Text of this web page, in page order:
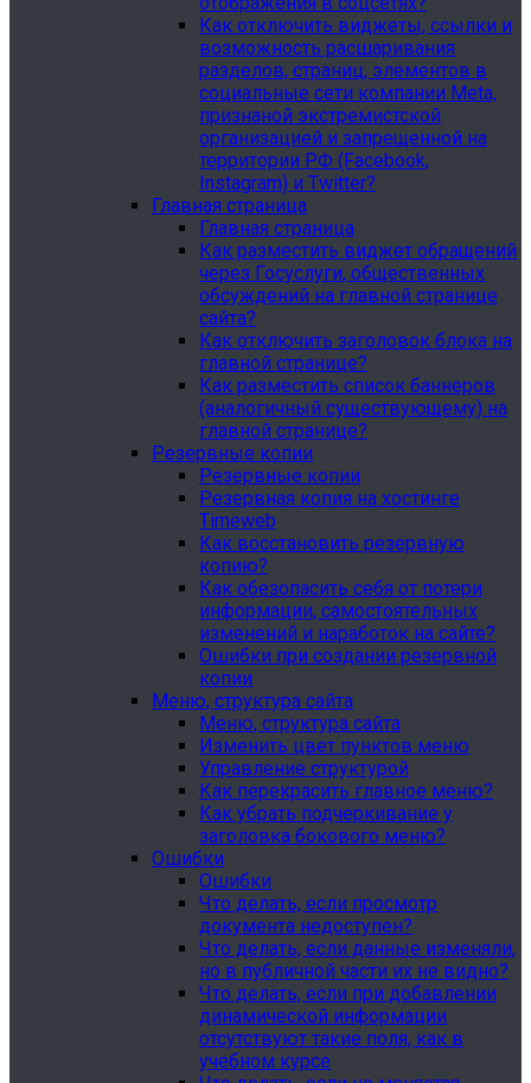
Как отключить виджеты, ссылки и
возможность расшаривания
разделов, страниц, элементов в
социальные сети компании Meta,
признаной экстремистской
организацией и запрещенной на
территории РФ (Facebook,
Instagram) и Twitter?
Главная страница
Главная страница
Как разместить виджет обращений
через Госуслуги, общественных
обсуждений на главной странице
сайта?
Как отключить заголовок блока на
главной странице?
Как разместить список баннеров
(аналогичный существующему) на
главной странице?
Резервные копии
Резервные копии
Резервная копия на хостинге
Timeweb
Как восстановить резервную
копию?
Как обезопасить себя от потери
информации, самостоятельных
изменений и наработок на сайте?
Ошибки при создании резервной
копии
Меню, структура сайта
Меню, структура сайта
Изменить цвет пунктов меню
Управление структурой
Как перекрасить главное меню?
Как убрать подчеркивание у
заголовка бокового меню?
Ошибки
Ошибки
Что делать, если просмотр
документа недоступен?
Что делать, если данные изменяли,
но в публичной части их не видно?
Что делать, если при добавлении
динамической информации
отсутствуют такие поля, как в
учебном курсе